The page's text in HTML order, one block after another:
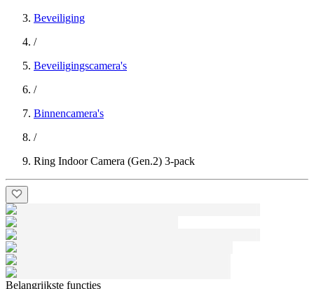
Beveiliging
/
Beveiligingscamera's
/
Binnencamera's
/
Ring Indoor Camera (Gen.2) 3-pack
Belangrijkste functies